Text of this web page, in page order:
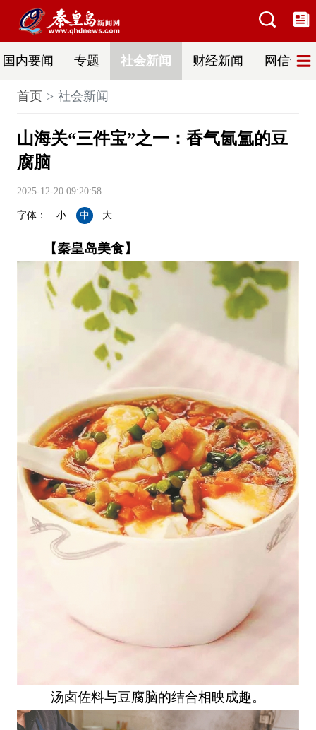
国内要闻 专题 社会新闻 财经新闻 网信普法
首页 社会新闻
山海关“三件宝”之一：香气氤氲的豆
腐脑
2025-12-20 09:20:58
字体： 小 中 大
【秦皇岛美食】
汤卤佐料与豆腐脑的结合相映成趣。